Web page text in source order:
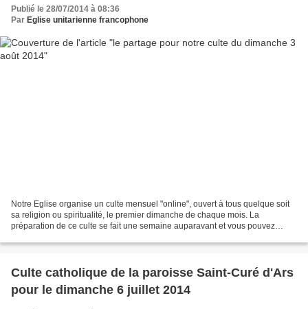
Publié le 28/07/2014 à 08:36
Par Eglise unitarienne francophone
Notre Eglise organise un culte mensuel "online", ouvert à tous quelque soit
sa religion ou spiritualité, le premier dimanche de chaque mois. La
préparation de ce culte se fait une semaine auparavant et vous pouvez
Culte catholique de la paroisse Saint-Curé d'Ars
pour le dimanche 6 juillet 2014